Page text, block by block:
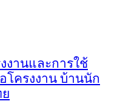
งานและการใช้
โครงงาน บ้านนัก